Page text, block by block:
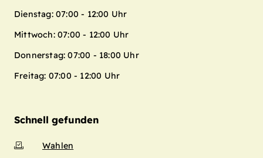
Dienstag: 07:00 - 12:00 Uhr
Mittwoch: 07:00 - 12:00 Uhr
Donnerstag: 07:00 - 18:00 Uhr
Freitag: 07:00 - 12:00 Uhr
Schnell gefunden
Wahlen